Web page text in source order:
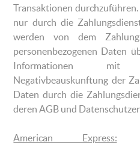
Transaktionen
nur durch die
werden von dem
personenbezogenen Daten
Informationen mit
Negativbeauskunftung der
Daten durch die
deren AGB und
American Express: